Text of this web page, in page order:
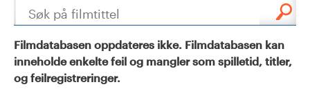
Søk
Filmdatabasen oppdateres ikke. Filmdatabasen kan
inneholde enkelte feil og mangler som spilletid, titler,
og feilregistreringer.